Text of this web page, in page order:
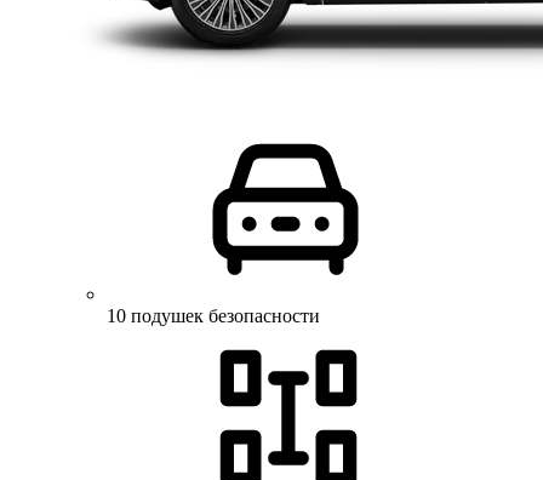
10 подушек безопасности